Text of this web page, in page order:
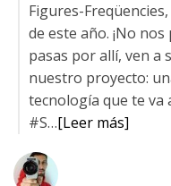
Figures-
de este año. ¡No
pasas por allí, ven a
nuestro proyecto:
tecnología que te va
#S…[Leer más]